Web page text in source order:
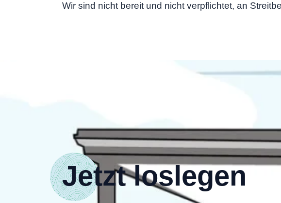
Wir sind nicht bereit und nicht verpflichtet, an
Jetzt loslegen